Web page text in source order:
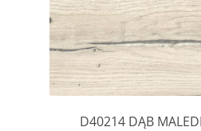
D40214 DĄB